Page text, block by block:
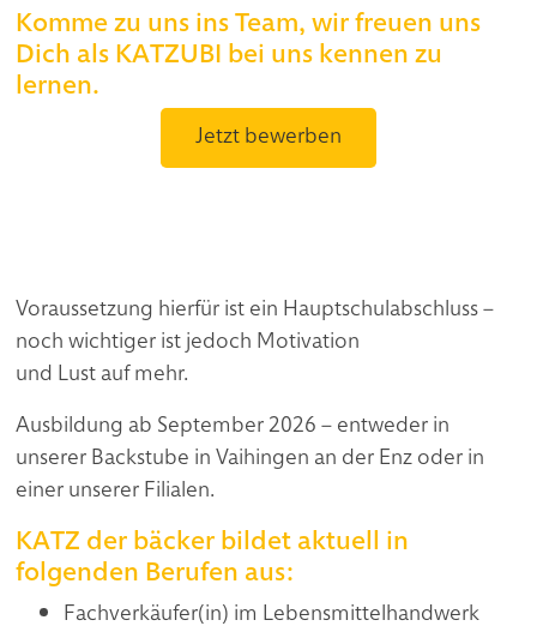
Komme zu uns ins Team, wir freuen uns
Dich als KATZUBI bei uns kennen zu
lernen.
Jetzt bewerben
Voraussetzung hierfür ist ein Hauptschulabschluss –
noch wichtiger ist jedoch Motivation
und Lust auf mehr.
Ausbildung ab September 2026 – entweder in
unserer Backstube in Vaihingen an der Enz oder in
einer unserer Filialen.
KATZ der bäcker bildet aktuell in
folgenden Berufen aus:
Fachverkäufer(in) im Lebensmittelhandwerk